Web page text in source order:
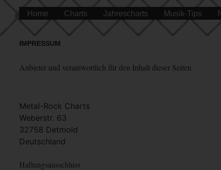
Home Charts Jahrescharts Musik-Tips
IMPRESSUM
Anbieter und verantwortlich für den Inhalt dieser Seiten
Metal-Rock Charts
Weberstr. 63
32758 Detmold
Deutschland
Haftungsausschluss